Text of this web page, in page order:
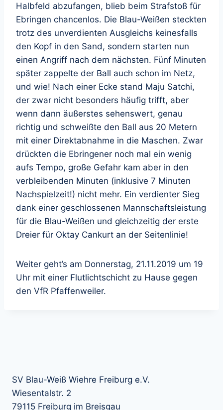
Halbfeld abzufangen, blieb beim Strafstoß für
Ebringen chancenlos. Die Blau-Weißen steckten
trotz des unverdienten Ausgleichs keinesfalls
den Kopf in den Sand, sondern starten nun
einen Angriff nach dem nächsten. Fünf Minuten
später zappelte der Ball auch schon im Netz,
und wie! Nach einer Ecke stand Maju Satchi,
der zwar nicht besonders häufig trifft, aber
wenn dann äußerstes sehenswert, genau
richtig und schweißte den Ball aus 20 Metern
mit einer Direktabnahme in die Maschen. Zwar
drückten die Ebringener noch mal ein wenig
aufs Tempo, große Gefahr kam aber in den
verbleibenden Minuten (inklusive 7 Minuten
Nachspielzeit!) nicht mehr. Ein verdienter Sieg
dank einer geschlossenen Mannschaftsleistung
für die Blau-Weißen und gleichzeitig der erste
Dreier für Oktay Cankurt an der Seitenlinie!
Weiter geht’s am Donnerstag, 21.11.2019 um 19
Uhr mit einer Flutlichtschicht zu Hause gegen
den VfR Pfaffenweiler.
SV Blau-Weiß Wiehre Freiburg e.V.
Wiesentalstr. 2
79115 Freiburg im Breisgau